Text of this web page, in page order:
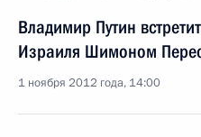
Владимир Путин
Израиля Шимоном
1 ноября 2012 года, 14:00